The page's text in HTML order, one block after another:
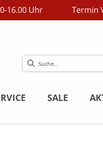
16.00 Uhr Termin
SALE